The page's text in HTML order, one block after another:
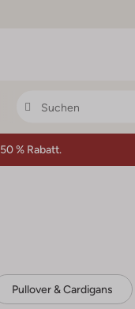
50 % Rabatt.
Pullover & Cardigans